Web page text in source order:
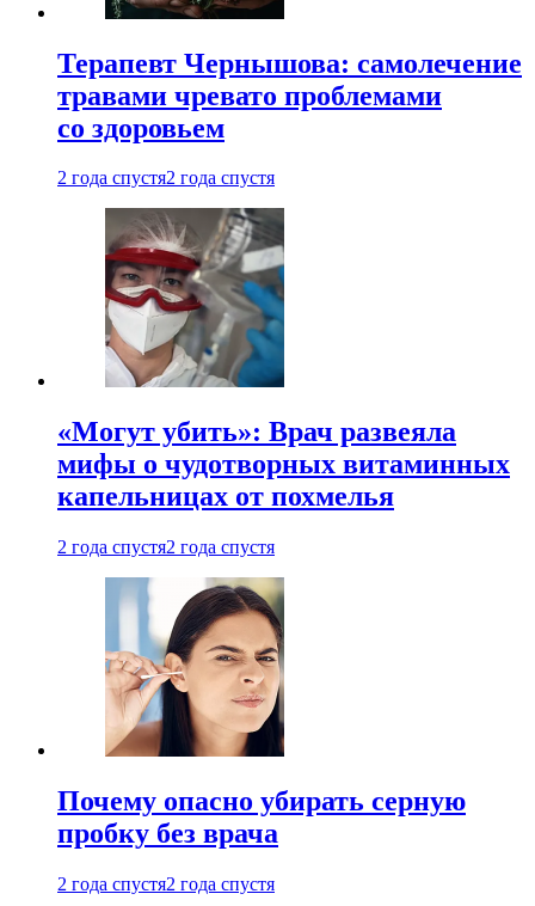
Терапевт Чернышова: самолечение
травами чревато проблемами
со здоровьем
2 года спустя2 года спустя
«Могут убить»: Врач развеяла
мифы о чудотворных витаминных
капельницах от похмелья
2 года спустя2 года спустя
Почему опасно убирать серную
пробку без врача
2 года спустя2 года спустя